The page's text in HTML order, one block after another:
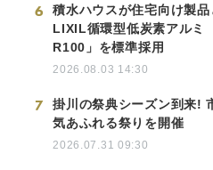
6
積水ハウスが住宅向け製
LIXIL循環型低炭素アルミ
R100」を標準採用
2026.08.03 14:30
7
掛川の祭典シーズン到来!
気あふれる祭りを開催
2026.07.31 09:30